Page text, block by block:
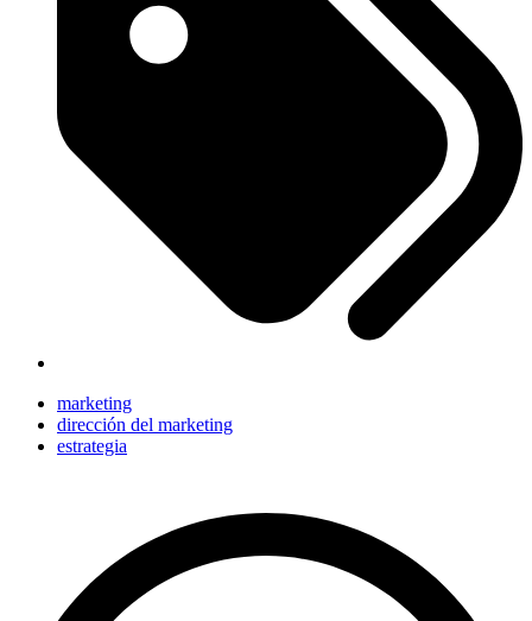
marketing
dirección del marketing
estrategia